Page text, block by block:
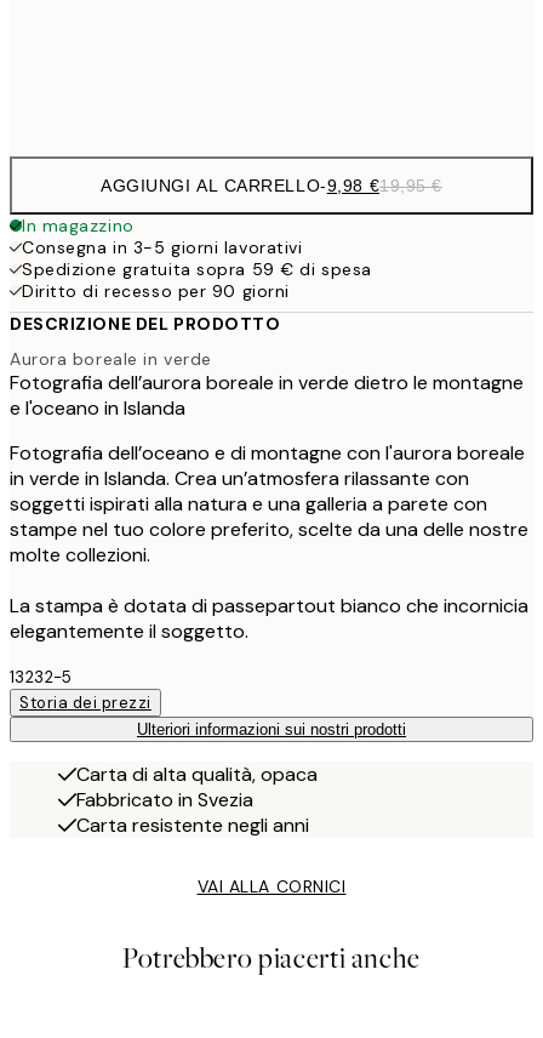
AGGIUNGI AL CARRELLO-9,98 €19,95 €
In magazzino
Consegna in 3-5 giorni lavorativi
Spedizione gratuita sopra 59 € di spesa
Diritto di recesso per 90 giorni
DESCRIZIONE DEL PRODOTTO
Aurora boreale in verde
Fotografia dell’aurora boreale in verde dietro le montagne
e l'oceano in Islanda
Fotografia dell’oceano e di montagne con l'aurora boreale
in verde in Islanda. Crea un’atmosfera rilassante con
soggetti ispirati alla natura e una galleria a parete con
stampe nel tuo colore preferito, scelte da una delle nostre
molte collezioni.
La stampa è dotata di passepartout bianco che incornicia
elegantemente il soggetto.
13232-5
Storia dei prezzi
Ulteriori informazioni sui nostri prodotti
Carta di alta qualità, opaca
Fabbricato in Svezia
Carta resistente negli anni
VAI ALLA CORNICI
Potrebbero piacerti anche